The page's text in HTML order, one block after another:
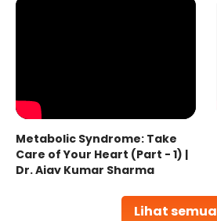
Lihat semua
Metabolic Syndrome: Take
Care of Your Heart (Part - 1) |
Dr. Ajay Kumar Sharma